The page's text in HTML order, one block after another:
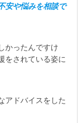
安や悩みを相談で
かったんですけ
をされている姿に
アドバイスをした